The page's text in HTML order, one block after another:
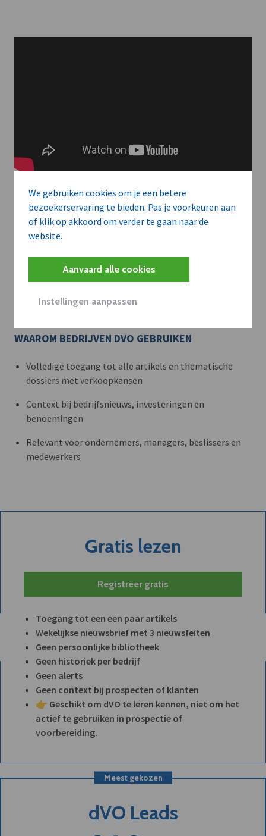
We gebruiken cookies om je een betere
bezoekerservaring te bieden. Pas je voorkeuren aan
of klik op akkoord om verder te gaan naar de
website.
Aanvaard alle cookies
Instellingen aanpassen
Meer context. Dieper begrip.
Artikels zoals deze brengen het nieuws.
zakelijke context — met inzicht in sectoren, bedrijven en
WAAROM BEDRIJVEN DVO GEBRUIKEN
Volledige toegang tot alle artikels en thematische
dossiers met verkoopkansen
Context bij bedrijfsnieuws, investeringen en
benoemingen
Relevant voor ondernemers, managers, beslissers en
medewerkers
Gratis lezen
Registreer gratis
Toegang tot een een paar artikels
Wekelijkse nieuwsbrief met 3 nieuwsfeiten
Geen persoonlijke bibliotheek
Geen historiek per bedrijf
Geen alerts
Geen context bij prospecten of klanten
👉 Geschikt om dVO te leren kennen, niet om het
actief te gebruiken in prospectie of
voorbereiding.
Meest gekozen
dVO Leads